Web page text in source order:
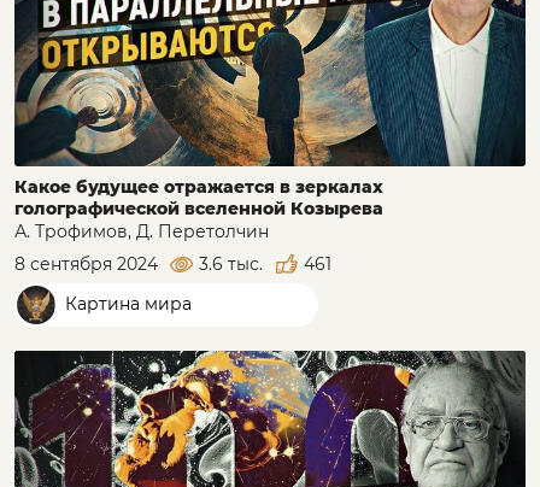
Какое будущее отражается в зеркалах
голографической вселенной Козырева
А. Трофимов, Д. Перетолчин
8 сентября 2024
3.6 тыс.
461
Картина мира